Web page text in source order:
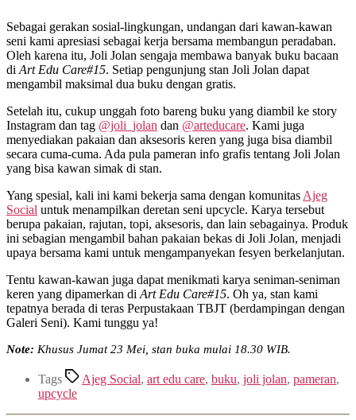
Sebagai gerakan sosial-lingkungan, undangan dari kawan-kawan
seni kami apresiasi sebagai kerja bersama membangun peradaban.
Oleh karena itu, Joli Jolan sengaja membawa banyak buku bacaan
di Art Edu Care#15. Setiap pengunjung stan Joli Jolan dapat
mengambil maksimal dua buku dengan gratis.
Setelah itu, cukup unggah foto bareng buku yang diambil ke story
Instagram dan tag @joli_jolan dan @arteducare. Kami juga
menyediakan pakaian dan aksesoris keren yang juga bisa diambil
secara cuma-cuma. Ada pula pameran info grafis tentang Joli Jolan
yang bisa kawan simak di stan.
Yang spesial, kali ini kami bekerja sama dengan komunitas Ajeg
Social untuk menampilkan deretan seni upcycle. Karya tersebut
berupa pakaian, rajutan, topi, aksesoris, dan lain sebagainya. Produk
ini sebagian mengambil bahan pakaian bekas di Joli Jolan, menjadi
upaya bersama kami untuk mengampanyekan fesyen berkelanjutan.
Tentu kawan-kawan juga dapat menikmati karya seniman-seniman
keren yang dipamerkan di Art Edu Care#15. Oh ya, stan kami
tepatnya berada di teras Perpustakaan TBJT (berdampingan dengan
Galeri Seni). Kami tunggu ya!
Note: Khusus Jumat 23 Mei, stan buka mulai 18.30 WIB.
Tags Ajeg Social, art edu care, buku, joli jolan, pameran,
upcycle